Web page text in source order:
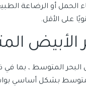
الحمل أو الرضاعة
على الأقل.
الأبيض
المتوسط ​​، بما في